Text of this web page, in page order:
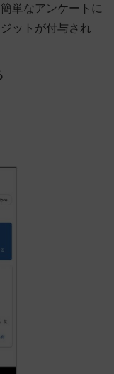
単なアンケートに
ットが付与され